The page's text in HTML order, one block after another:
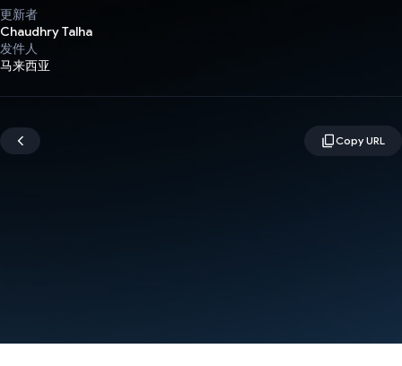
更新者
Chaudhry Talha
发件人
马来西亚